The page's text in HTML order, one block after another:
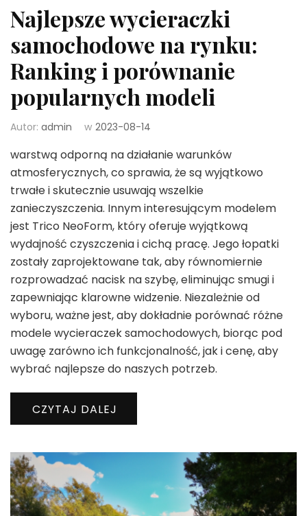
Najlepsze wycieraczki
samochodowe na rynku:
Ranking i porównanie
popularnych modeli
Autor: admin w 2023-08-14
warstwą odporną na działanie warunków
atmosferycznych, co sprawia, że są wyjątkowo
trwałe i skutecznie usuwają wszelkie
zanieczyszczenia. Innym interesującym modelem
jest Trico NeoForm, który oferuje wyjątkową
wydajność czyszczenia i cichą pracę. Jego łopatki
zostały zaprojektowane tak, aby równomiernie
rozprowadzać nacisk na szybę, eliminując smugi i
zapewniając klarowne widzenie. Niezależnie od
wyboru, ważne jest, aby dokładnie porównać różne
modele wycieraczek samochodowych, biorąc pod
uwagę zarówno ich funkcjonalność, jak i cenę, aby
wybrać najlepsze do naszych potrzeb.
CZYTAJ DALEJ